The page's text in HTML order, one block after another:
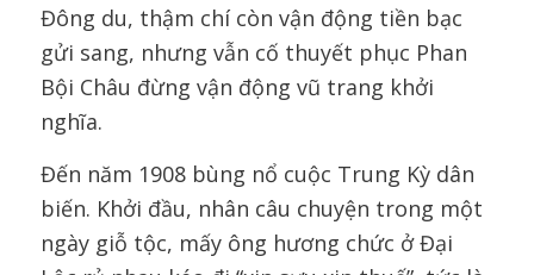
Đông du, thậm chí còn vận động tiền bạc
gửi sang, nhưng vẫn cố thuyết phục Phan
Bội Châu đừng vận động vũ trang khởi
nghĩa.
Đến năm 1908 bùng nổ cuộc Trung Kỳ dân
biến. Khởi đầu, nhân câu chuyện trong một
ngày giỗ tộc, mấy ông hương chức ở Đại